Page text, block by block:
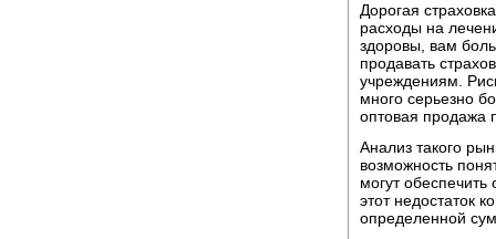
Дорогая
расходы на
здоровы, вам
продавать
учреждениям.
много серьезно
оптовая продажа
Анализ такого
возможность
могут обеспечить
этот недостаток
определенной